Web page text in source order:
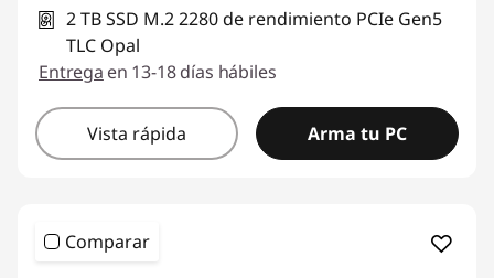
2 TB SSD M.2 2280 de rendimiento PCIe Gen5
TLC Opal
Entrega en 13-18 días hábiles
Vista rápida Arma tu PC
Comparar